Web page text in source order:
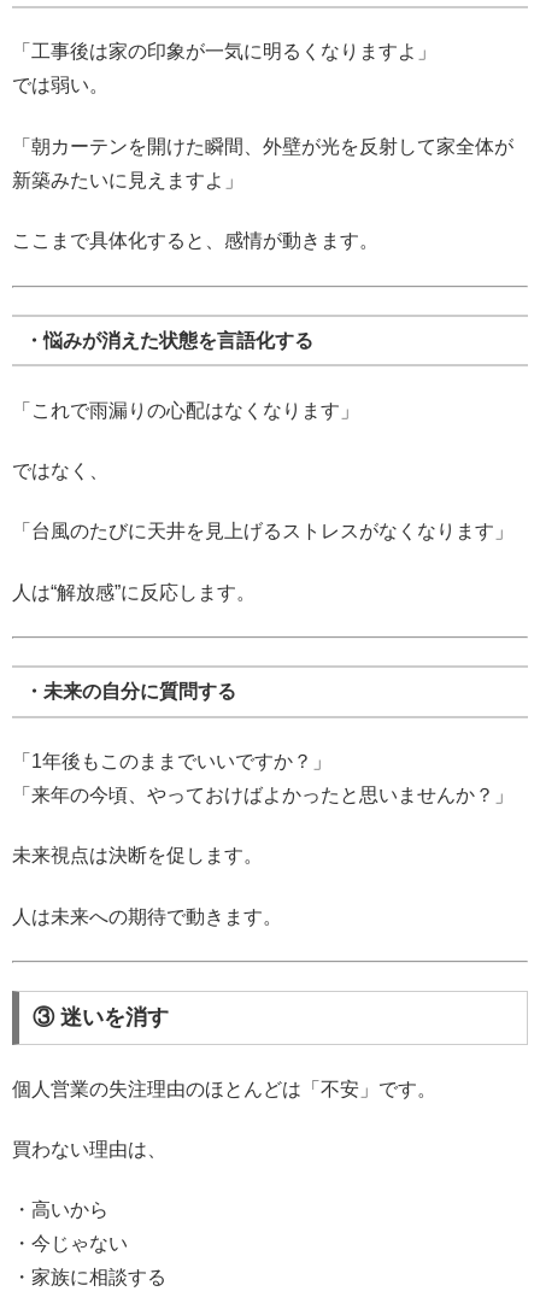
「工事後は家の印象が一気に明るくなりますよ」
では弱い。
「朝カーテンを開けた瞬間、外壁が光を反射して家全体が
新築みたいに見えますよ」
ここまで具体化すると、感情が動きます。
・悩みが消えた状態を言語化する
「これで雨漏りの心配はなくなります」
ではなく、
「台風のたびに天井を見上げるストレスがなくなります」
人は“解放感”に反応します。
・未来の自分に質問する
「1年後もこのままでいいですか？」
「来年の今頃、やっておけばよかったと思いませんか？」
未来視点は決断を促します。
人は未来への期待で動きます。
③ 迷いを消す
個人営業の失注理由のほとんどは「不安」です。
買わない理由は、
・高いから
・今じゃない
・家族に相談する